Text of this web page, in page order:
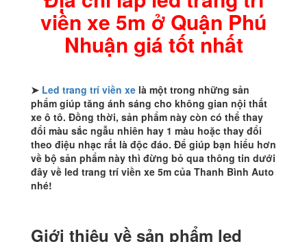
Nhuận
lượng
viền xe 5m ở Quận Phú
Nhuận giá tốt nhất
➤ Led trang trí viền xe là một trong những sản
phẩm giúp tăng ánh sáng cho không gian nội thất
xe ô tô. Đồng thời, sản phẩm này còn có thể thay
đổi màu sắc ngẫu nhiên hay 1 màu hoặc thay đổi
theo điệu nhạc rất là độc đáo. Để giúp bạn hiểu hơn
về bộ sản phẩm này thì đừng bỏ qua thông tin dưới
đây về led trang trí viền xe 5m của Thanh Bình Auto
nhé!
Giới thiệu về sản phẩm led